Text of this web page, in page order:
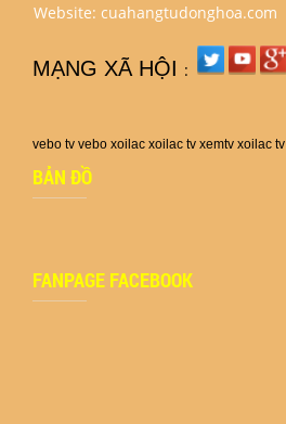
Website: cuahangtudonghoa.com
MẠNG XÃ HỘI :
vebo tv vebo xoilac xoilac tv xemtv xoilac tv
BẢN ĐỒ
FANPAGE FACEBOOK